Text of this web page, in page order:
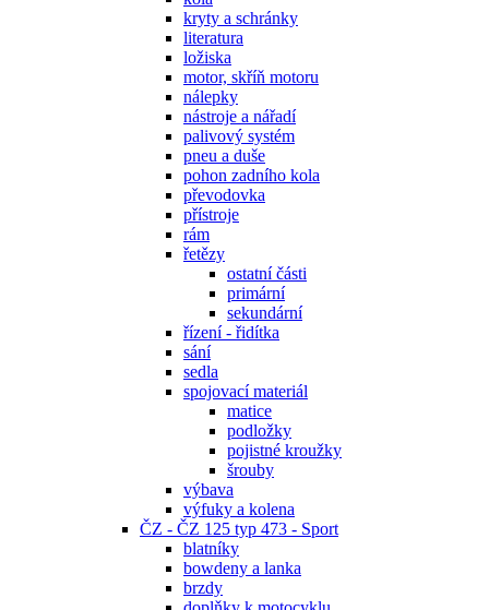
kryty a schránky
literatura
ložiska
motor, skříň motoru
nálepky
nástroje a nářadí
palivový systém
pneu a duše
pohon zadního kola
převodovka
přístroje
rám
řetězy
ostatní části
primární
sekundární
řízení - řidítka
sání
sedla
spojovací materiál
matice
podložky
pojistné kroužky
šrouby
výbava
výfuky a kolena
ČZ - ČZ 125 typ 473 - Sport
blatníky
bowdeny a lanka
brzdy